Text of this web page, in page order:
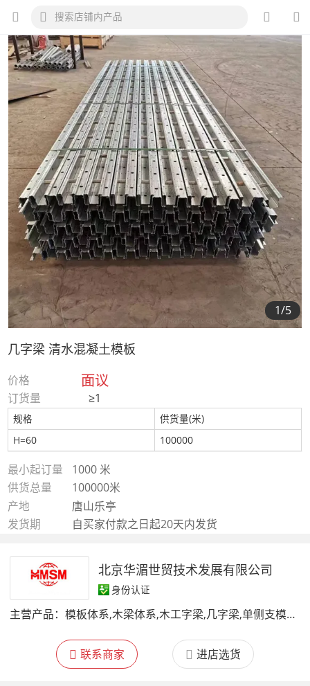
1/5
几字梁 清水混凝土模板
价格 面议
订货量 ≥1
规格
供货量(米)
H=60
100000
最小起订量
1000 米
供货总量
100000米
产地
唐山乐亭
发货期
自买家付款之日起20天内发货
北京华湄世贸技术发展有限公司
身份认证
主营产品： 模板体系,木梁体系,木工字梁,几字梁,单侧支模架,顶板体系,柱模体系,脚手架,建筑木方
联系商家 进店选货